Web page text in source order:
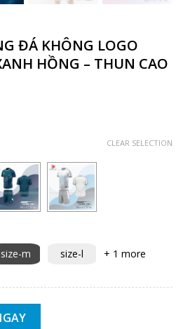
ĐÁ KHÔNG LOGO
HỒNG – THUN CAO
size-m size-l + 1 more
CLEAR SELECTION
LOGO WIKA TORNADO